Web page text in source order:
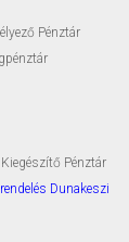
Pénztár
Pénztár
Dunakeszi